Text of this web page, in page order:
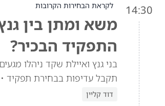
14:30 לקראת הבחירות הקרובות
משא ומתן בין
התפקיד הבכיר?
בני גנץ ואיילת שקד ניהלו
תקבל עדיפות בבחירת תפקיד
דוד קליין